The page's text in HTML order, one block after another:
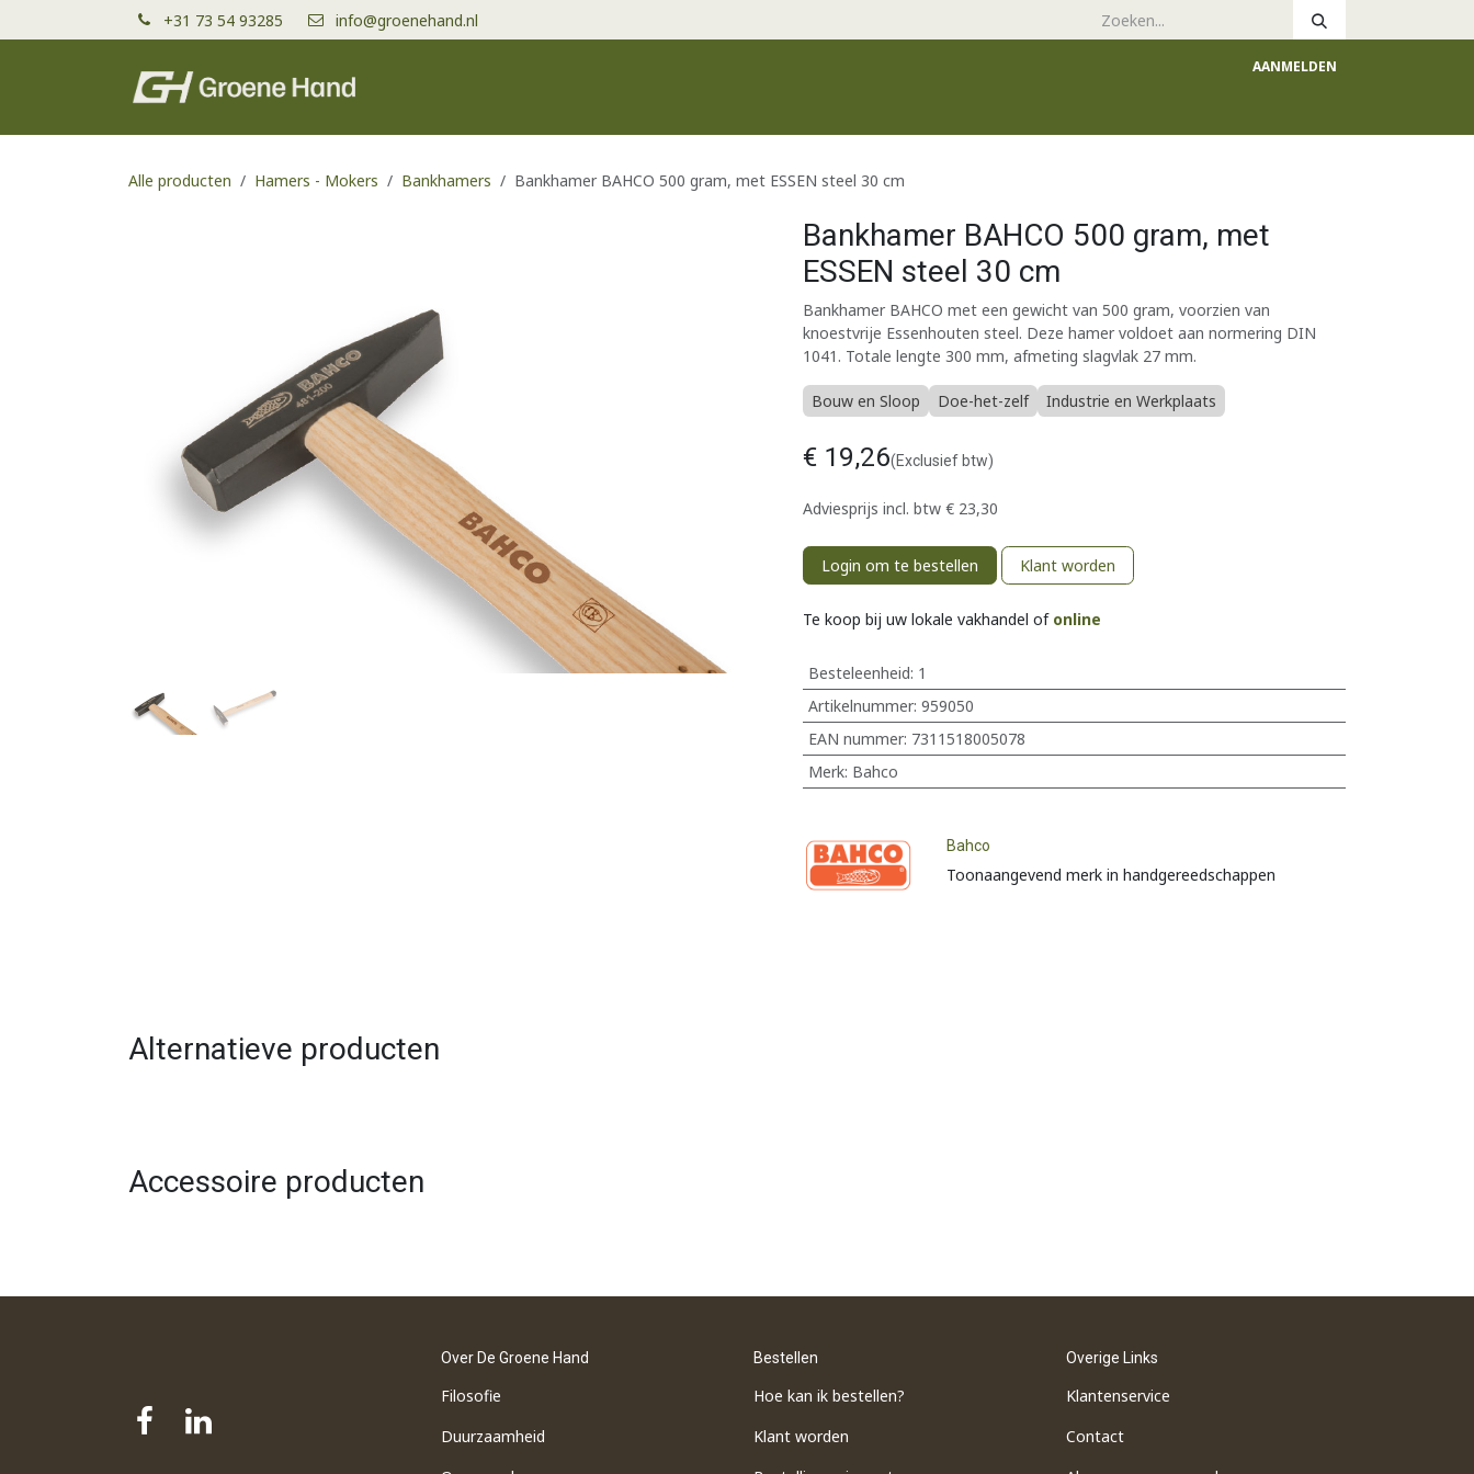
Overslaan naar inhoud +31 73 54 93285 info@groenehand.nl
AANMELDEN
Alle producten Hamers - Mokers Bankhamers Bankhamer BAHCO 500 gram, met ESSEN steel 30 cm
Bankhamer BAHCO 500 gram, met
ESSEN steel 30 cm
Bankhamer BAHCO met een gewicht van 500 gram, voorzien van
knoestvrije Essenhouten steel. Deze hamer voldoet aan normering DIN
1041. Totale lengte 300 mm, afmeting slagvlak 27 mm.
Bouw en Sloop Doe-het-zelf Industrie en Werkplaats
€ 19,26(Exclusief btw)
Adviesprijs incl. btw € 23,30
Login om te bestellen Klant worden
Te koop bij uw lokale vakhandel of online
Besteleenheid: 1
Artikelnummer: 959050
EAN nummer: 7311518005078
Merk: Bahco
Bahco
Toonaangevend merk in handgereedschappen
Alternatieve producten
Accessoire producten
Over De Groene Hand
Filosofie
Duurzaamheid
Bestellen
Hoe kan ik bestellen?
Klant worden
Overige Links
Klantenservice
Contact